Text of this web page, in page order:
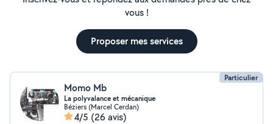
vous !
Proposer mes services
Particulier
Momo Mb
La polyvalance et mécanique
Béziers (Marcel Cerdan)
4/5 (26 avis)